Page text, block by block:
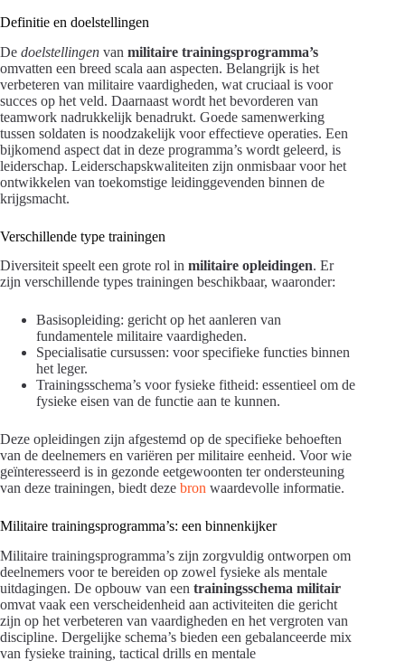
Definitie en doelstellingen
De doelstellingen van militaire trainingsprogramma’s
omvatten een breed scala aan aspecten. Belangrijk is het
verbeteren van militaire vaardigheden, wat cruciaal is voor
succes op het veld. Daarnaast wordt het bevorderen van
teamwork nadrukkelijk benadrukt. Goede samenwerking
tussen soldaten is noodzakelijk voor effectieve operaties. Een
bijkomend aspect dat in deze programma’s wordt geleerd, is
leiderschap. Leiderschapskwaliteiten zijn onmisbaar voor het
ontwikkelen van toekomstige leidinggevenden binnen de
krijgsmacht.
Verschillende type trainingen
Diversiteit speelt een grote rol in militaire opleidingen. Er
zijn verschillende types trainingen beschikbaar, waaronder:
Basisopleiding: gericht op het aanleren van
fundamentele militaire vaardigheden.
Specialisatie cursussen: voor specifieke functies binnen
het leger.
Trainingsschema’s voor fysieke fitheid: essentieel om de
fysieke eisen van de functie aan te kunnen.
Deze opleidingen zijn afgestemd op de specifieke behoeften
van de deelnemers en variëren per militaire eenheid. Voor wie
geïnteresseerd is in gezonde eetgewoonten ter ondersteuning
van deze trainingen, biedt deze bron waardevolle informatie.
Militaire trainingsprogramma’s: een binnenkijker
Militaire trainingsprogramma’s zijn zorgvuldig ontworpen om
deelnemers voor te bereiden op zowel fysieke als mentale
uitdagingen. De opbouw van een trainingsschema militair
omvat vaak een verscheidenheid aan activiteiten die gericht
zijn op het verbeteren van vaardigheden en het vergroten van
discipline. Dergelijke schema’s bieden een gebalanceerde mix
van fysieke training, tactical drills en mentale